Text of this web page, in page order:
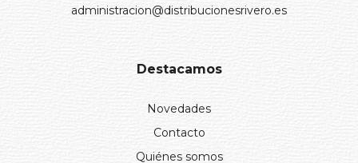
administracion@distribucionesrivero.es
Destacamos
Novedades
Contacto
Quiénes somos